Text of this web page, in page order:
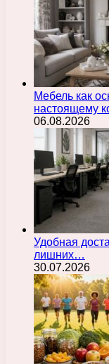
Мебель как
настоящему
06.08.2026
Удобная
лишних…
30.07.2026